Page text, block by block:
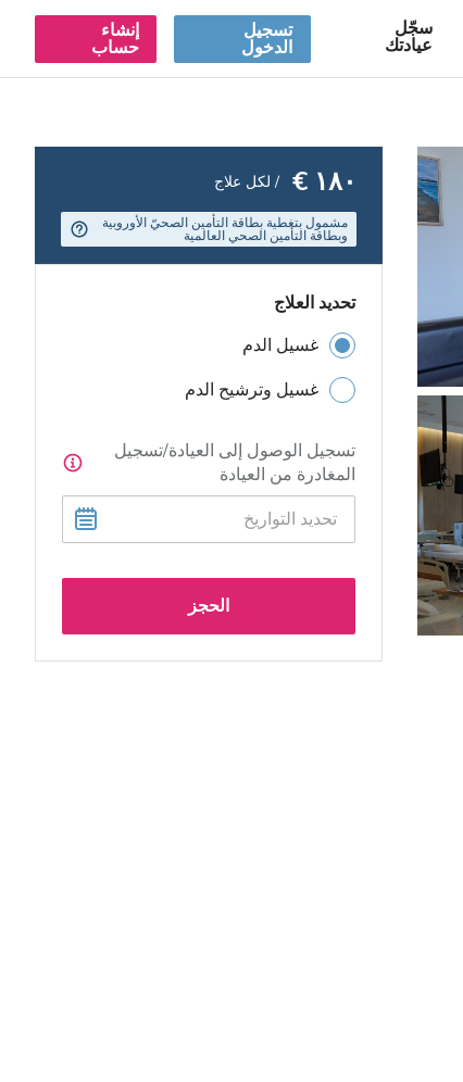
سجّل
عيادتك
تسجيل
الدخول
إنشاء
حساب
١٨٠ € / لكل علاج
مشمول بتغطية بطاقة التأمين الصحيّ الأوروبية
وبطاقة التأمين الصحي العالمية
تحديد العلاج
غسيل الدم
غسيل وترشيح الدم
تسجيل الوصول إلى العيادة/تسجيل
المغادرة من العيادة
الحجز